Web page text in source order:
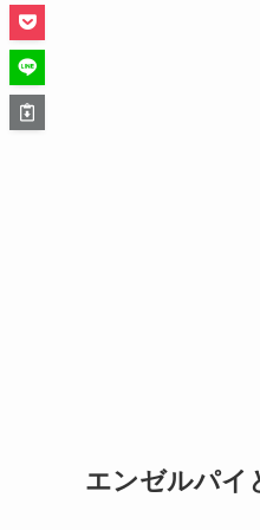
エンゼルパイ